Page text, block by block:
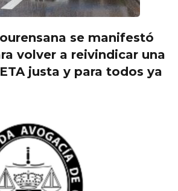
se manifestó
volver a reivindicar una
justa y para todos ya